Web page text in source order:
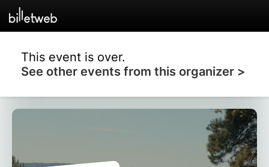
This event is over.
See other events from this organizer >